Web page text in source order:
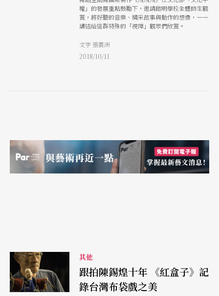
權」的發展重點鼓勵下，邀請啟明學校全體師生觀
賞，將好聽的音樂、精采故事與動作的想像，一一
講述給這群特殊的「視障」觀眾們欣賞。
文字 張震洲
2018/10/11
其他
跟拍陳錫煌十年 《紅盒子》記
錄台灣布袋戲之美